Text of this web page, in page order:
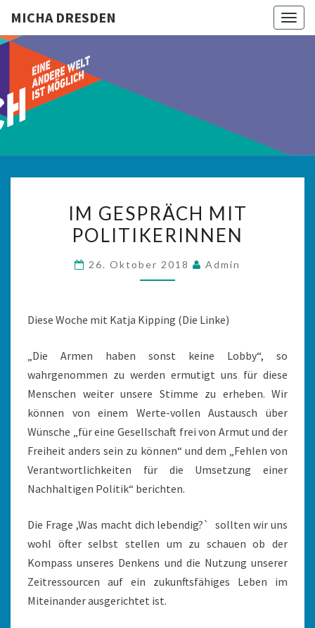
MICHA DRESDEN
MICHA
DRESDEN
GESPRÄCH
MIT
IM GESPRÄCH MIT
POLITIKERINNEN
26. Oktober 2018 Admin
Diese Woche mit Katja Kipping (Die Linke)
„Die Armen haben sonst keine Lobby“, so
wahrgenommen zu werden ermutigt uns für diese
Menschen weiter unsere Stimme zu erheben. Wir
können von einem Werte-vollen Austausch über
Wünsche „für eine Gesellschaft frei von Armut und der
Freiheit anders sein zu können“ und dem „Fehlen von
Verantwortlichkeiten für die Umsetzung einer
Nachhaltigen Politik“ berichten.
Die Frage ,Was macht dich lebendig?` sollten wir uns
wohl öfter selbst stellen um zu schauen ob der
Kompass unseres Denkens und die Nutzung unserer
Zeitressourcen auf ein zukunftsfähiges Leben im
Miteinander ausgerichtet ist.